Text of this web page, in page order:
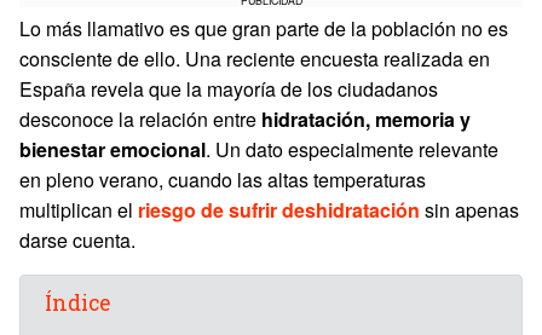
Lo más llamativo es que gran parte de la población no es
consciente de ello. Una reciente encuesta realizada en
España revela que la mayoría de los ciudadanos
desconoce la relación entre hidratación, memoria y
bienestar emocional. Un dato especialmente relevante
en pleno verano, cuando las altas temperaturas
multiplican el riesgo de sufrir deshidratación sin apenas
darse cuenta.
Índice